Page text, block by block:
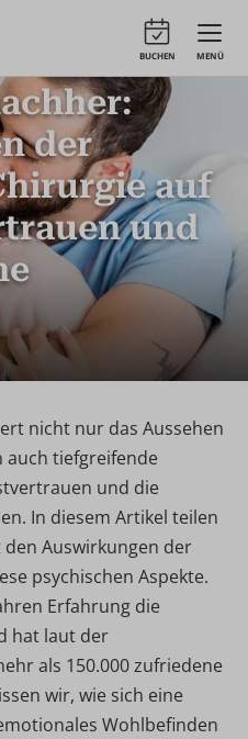
MENÜ
BUCHEN
der
auf
und
nicht nur das Aussehen
auch tiefgreifende
und die
In diesem Artikel teilen
Auswirkungen der
psychischen Aspekte.
Erfahrung die
hat laut der
als 150.000 zufriedene
wir, wie sich eine
Wohlbefinden